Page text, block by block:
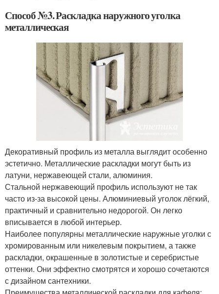
Способ №3. Раскладка наружного уголка
металлическая
Декоративный профиль из металла выглядит особенно
эстетично. Металлические раскладки могут быть из
латуни, нержавеющей стали, алюминия.
Стальной нержавеющий профиль используют не так
часто из-за высокой цены. Алюминиевый уголок лёгкий,
практичный и сравнительно недорогой. Он легко
вписывается в любой интерьер.
Наиболее популярны металлические наружные уголки с
хромированным или никелевым покрытием, а также
раскладки, окрашенные в золотистые и серебристые
оттенки. Они эффектно смотрятся и хорошо сочетаются
с дизайном сантехники.